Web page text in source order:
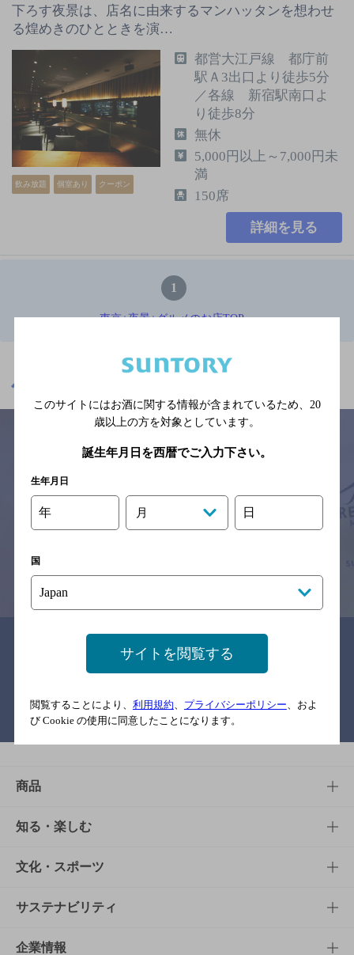
下ろす夜景は、店名に由来するマンハッタンを想わせ
る煌めきのひとときを演…
飲み放題 個室あり クーポン
都営大江戸線 都庁前
駅Ａ3出口より徒歩5分
／各線 新宿駅南口よ
り徒歩8分
無休
5,000円以上～7,000円未
満
150席
詳細を見る
1
東京+夜景+グルメのお店TOP
※それぞれのお店のメニューや営業時間などの掲載情報については、
予告なしに変更されることがありますので、
念のためお店にご確認の上ご来店くださいますようお願い申し上げま
情報提供：ぐるなび
関連リンク
バー検索サイト［BAR-NAVI］
商品
商品TOP
商品一覧
商品発売情報
栄養成分一覧
知る・楽しむ
知る・楽しむTOP
キャンペーン
工場見学
文化・スポーツ
文化・スポーツTOP
サントリーホール
サステナビリティ
サステナビリティTOP
企業情報
このサイトにはお酒に関する情報が含まれているため、 20
歳以上の方を対象としています。
誕生年月日を西暦でご入力下さい。
生年月日
年 月 日
国
サイトを閲覧する
閲覧することにより、 利用規約 プライバシーポリシー 、およ
び Cookie の使用に同意したことになります。